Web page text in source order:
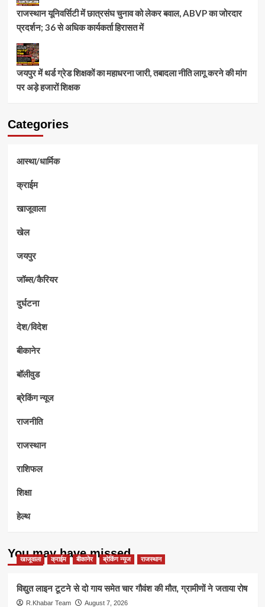
राजस्थान यूनिवर्सिटी में छात्रसंघ चुनाव को लेकर बवाल, ABVP का जोरदार
प्रदर्शन; 36 से अधिक कार्यकर्ता हिरासत में
जयपुर में थर्ड ग्रेड शिक्षकों का महाधरना जारी, तबादला नीति लागू करने की मांग
पर अड़े हजारों शिक्षक
Categories
आस्था/धार्मिक
क्राईम
खाजूवाला
खेल
जयपुर
जॉब्स/कैरियर
दुर्घटना
देश/विदेश
बीकानेर
बॉलीवुड
ब्रेकिंग न्यूज
राजनीति
राजस्थान
राशिफल
शिक्षा
हेल्थ
You may have missed
खाजूवाला क्राईम बीकानेर ब्रेकिंग न्यूज राजस्थान
विद्युत लाइन टूटने से दो गाय समेत चार गौवंश की मौत, ग्रामीणों ने जताया रोष
R.Khabar Team August 7, 2026